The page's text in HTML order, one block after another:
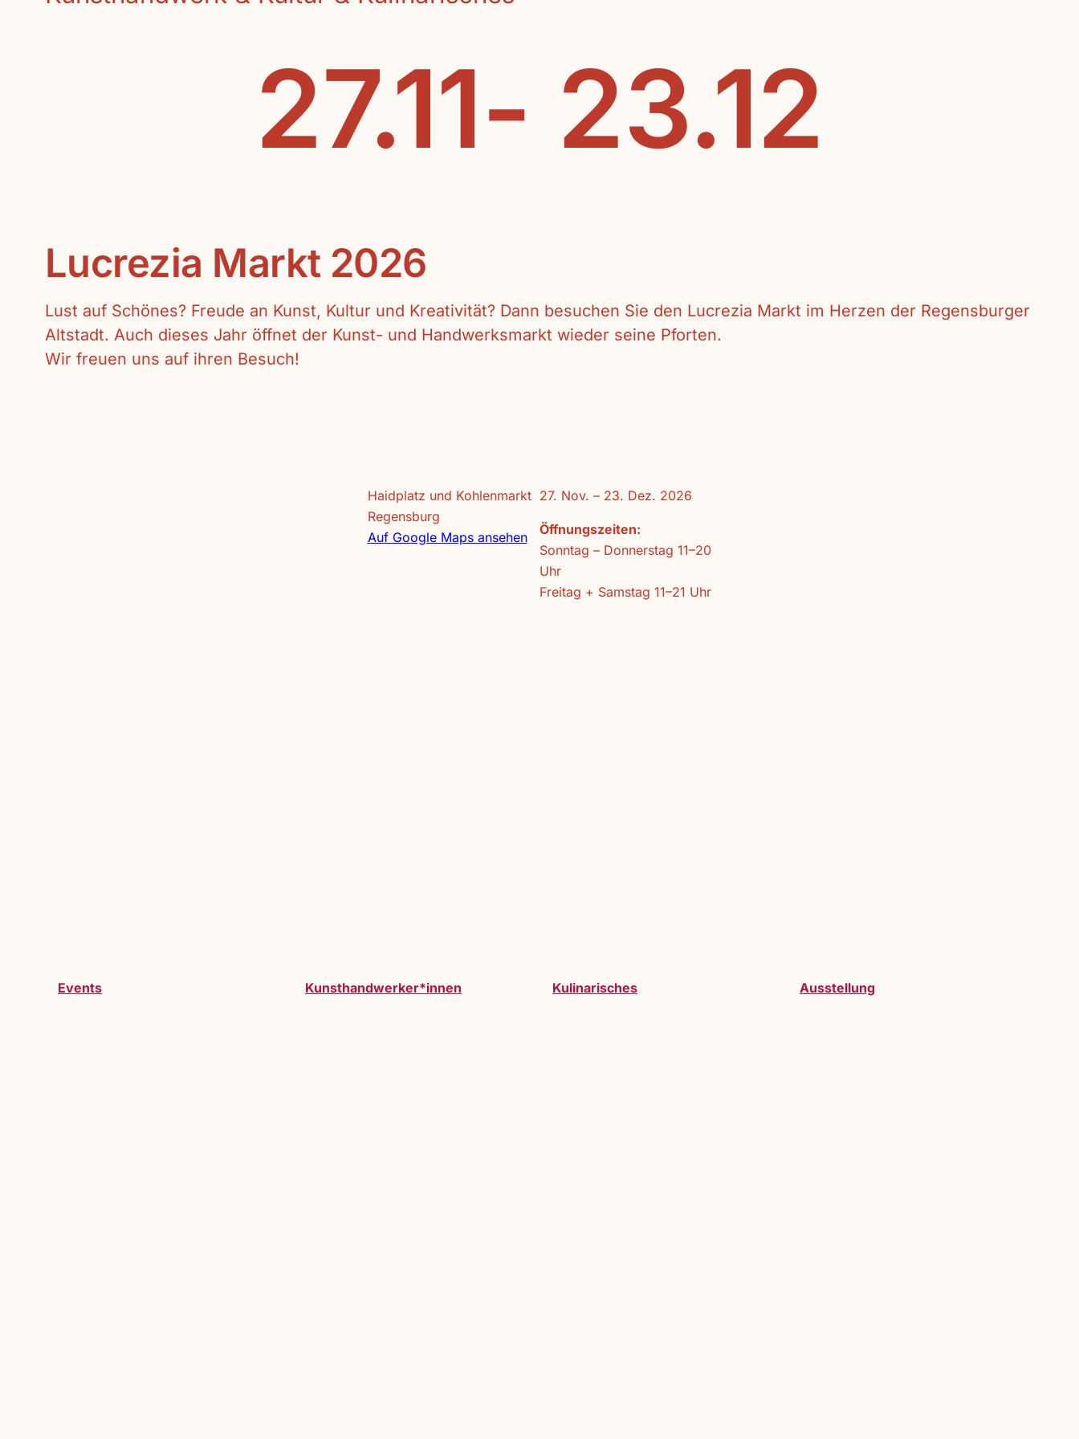
27.11- 23.12
Lucrezia Markt 2026
Lust auf Schönes? Freude an Kunst, Kultur und Kreativität? Dann besuchen Sie den Lucrezia Markt im Herzen der Regensburger
Altstadt. Auch dieses Jahr öffnet der Kunst- und Handwerksmarkt wieder seine Pforten.
Wir freuen uns auf ihren Besuch!
Haidplatz und Kohlenmarkt
Regensburg
Auf Google Maps ansehen
27. Nov. – 23. Dez. 2026
Öffnungszeiten:
Sonntag – Donnerstag 11–20
Uhr
Freitag + Samstag 11–21 Uhr
Events Kunsthandwerker*innen Kulinarisches Ausstellung